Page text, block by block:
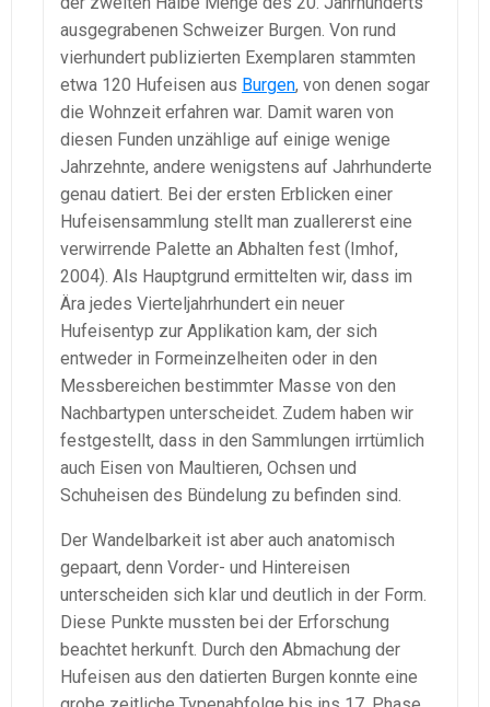
ausgegrabenen Schweizer Burgen. Von rund
vierhundert publizierten Exemplaren stammten
etwa 120 Hufeisen aus Burgen, von denen sogar
die Wohnzeit erfahren war. Damit waren von
diesen Funden unzählige auf einige wenige
Jahrzehnte, andere wenigstens auf Jahrhunderte
genau datiert. Bei der ersten Erblicken einer
Hufeisensammlung stellt man zuallererst eine
verwirrende Palette an Abhalten fest (Imhof,
2004). Als Hauptgrund ermittelten wir, dass im
Ära jedes Vierteljahrhundert ein neuer
Hufeisentyp zur Applikation kam, der sich
entweder in Formeinzelheiten oder in den
Messbereichen bestimmter Masse von den
Nachbartypen unterscheidet. Zudem haben wir
festgestellt, dass in den Sammlungen irrtümlich
auch Eisen von Maultieren, Ochsen und
Schuheisen des Bündelung zu befinden sind.
Der Wandelbarkeit ist aber auch anatomisch
gepaart, denn Vorder- und Hintereisen
unterscheiden sich klar und deutlich in der Form.
Diese Punkte mussten bei der Erforschung
beachtet herkunft. Durch den Abmachung der
Hufeisen aus den datierten Burgen konnte eine